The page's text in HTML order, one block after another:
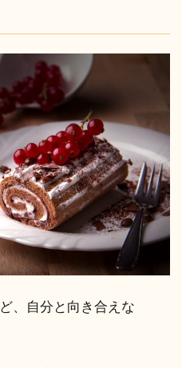
、自分と向き合えな